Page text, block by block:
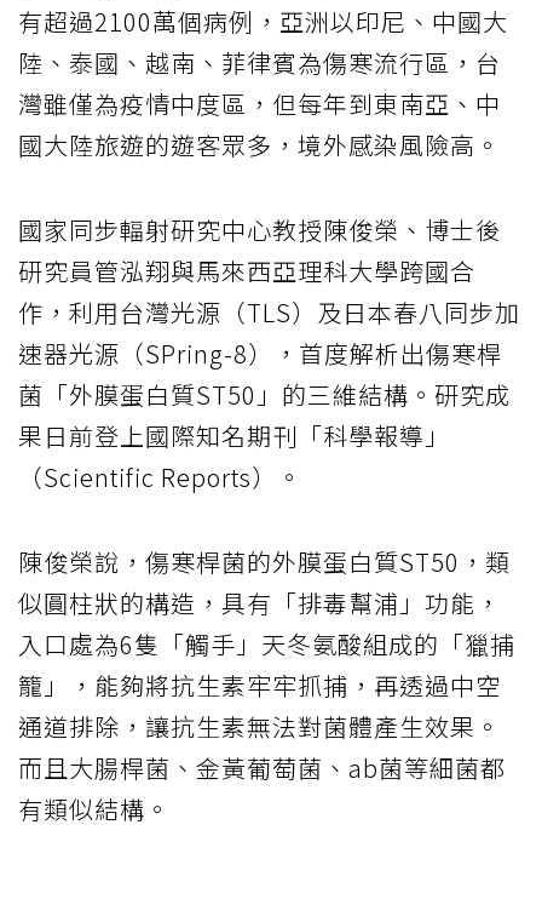
有超過2100萬個病例，亞洲以印尼、中國大
陸、泰國、越南、菲律賓為傷寒流行區，台
灣雖僅為疫情中度區，但每年到東南亞、中
國大陸旅遊的遊客眾多，境外感染風險高。
國家同步輻射研究中心教授陳俊榮、博士後
研究員管泓翔與馬來西亞理科大學跨國合
作，利用台灣光源（TLS）及日本春八同步加
速器光源（SPring-8），首度解析出傷寒桿
菌「外膜蛋白質ST50」的三維結構。研究成
果日前登上國際知名期刊「科學報導」
（Scientific Reports）。
陳俊榮說，傷寒桿菌的外膜蛋白質ST50，類
似圓柱狀的構造，具有「排毒幫浦」功能，
入口處為6隻「觸手」天冬氨酸組成的「獵捕
籠」，能夠將抗生素牢牢抓捕，再透過中空
通道排除，讓抗生素無法對菌體產生效果。
而且大腸桿菌、金黃葡萄菌、ab菌等細菌都
有類似結構。